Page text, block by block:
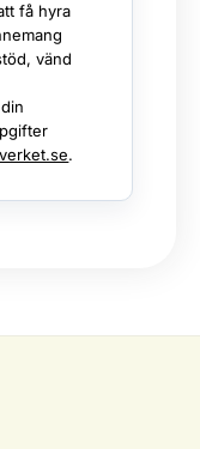
få hyra
vänd
.